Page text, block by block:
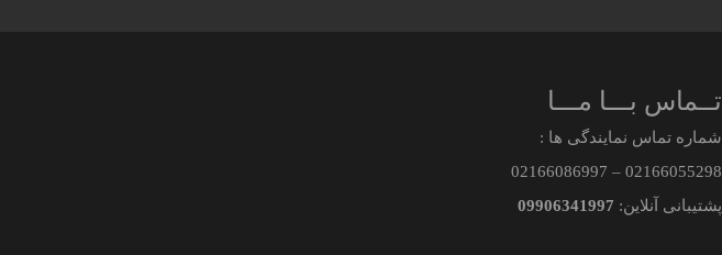
تــماس بـــا مـــا
شماره تماس نمایندگی ها :
02166055298
–
02166086997
پشتیبانی آنلاین: 09906341997